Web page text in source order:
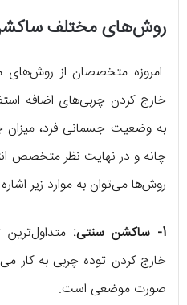
روش‌های مختلف
امروزه متخصصان از
خارج کردن چربی‌های اضافه
به وضعیت جسمانی فرد، میزان
چانه و در نهایت نظر متخصص
روش‌ها می‌توان به موارد زیر
1- ساکشن سنتی:
خارج کردن توده چربی به کار
صورت موضعی است.